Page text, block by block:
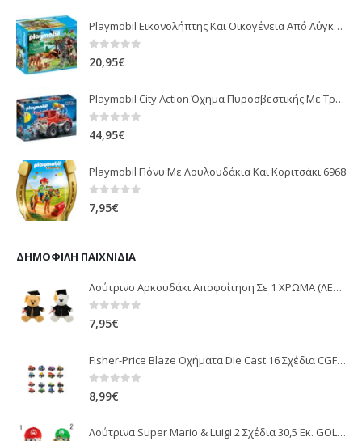
Playmobil Εικονολήπτης Και Οικογένεια Από Λύγκες 5561
0 out of 5
20,95€
Playmobil City Action Όχημα Πυροσβεστικής Με Τροχαλία Ρυμούλκησης 9466
0 out of 5
44,95€
Playmobil Πόνυ Με Λουλουδάκια Και Κοριτσάκι 6968
0out of 5
7,95€
ΔΗΜΟΦΙΛΉ ΠΑΙΧΝΊΔΙΑ
Λούτρινο Αρκουδάκι Αποφοίτηση Σε 1 ΧΡΩΜΑ (ΛΕΥΚΟ)25Εκ 1850
0out of 5
7,95€
Fisher-Price Blaze Οχήματα Die Cast 16 Σχέδια CGF20
0 out of 5
8,99€
Λούτρινα Super Mario & Luigi 2 Σχέδια 30,5 Εκ. GOL13769